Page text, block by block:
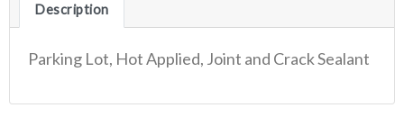
Description
Parking Lot, Hot Applied, Joint and Crack Sealant